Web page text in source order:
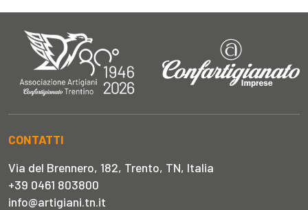
CONTATTI
Via del Brennero, 182, Trento, TN, Italia
+39 0461 803800
info@artigiani.tn.it